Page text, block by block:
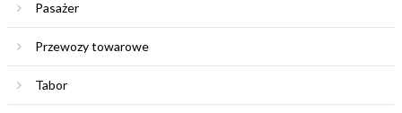
Pasażer
Przewozy towarowe
Tabor